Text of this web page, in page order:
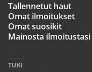
Tallennetut haut
Omat ilmoitukset
Omat suosikit
Mainosta ilmoitustasi
TUKI